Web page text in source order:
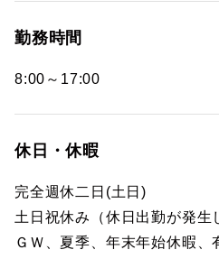
勤務時間
8:00～17:00
休日・休暇
完全週休二日(土日)
土日祝休み（休日出勤が発生
ＧＷ、夏季、年末年始休暇、